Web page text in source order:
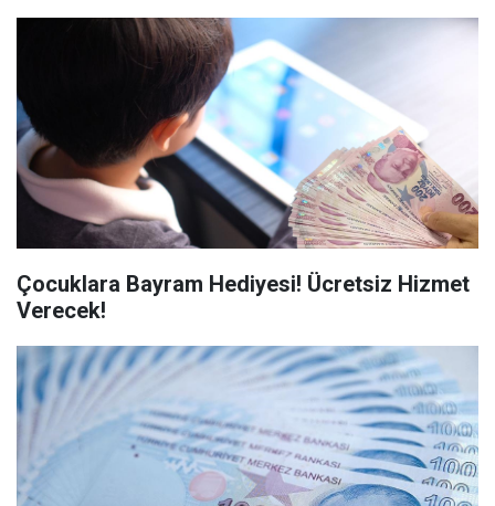
Çocuklara Bayram Hediyesi! Ücretsiz Hizmet
Verecek!